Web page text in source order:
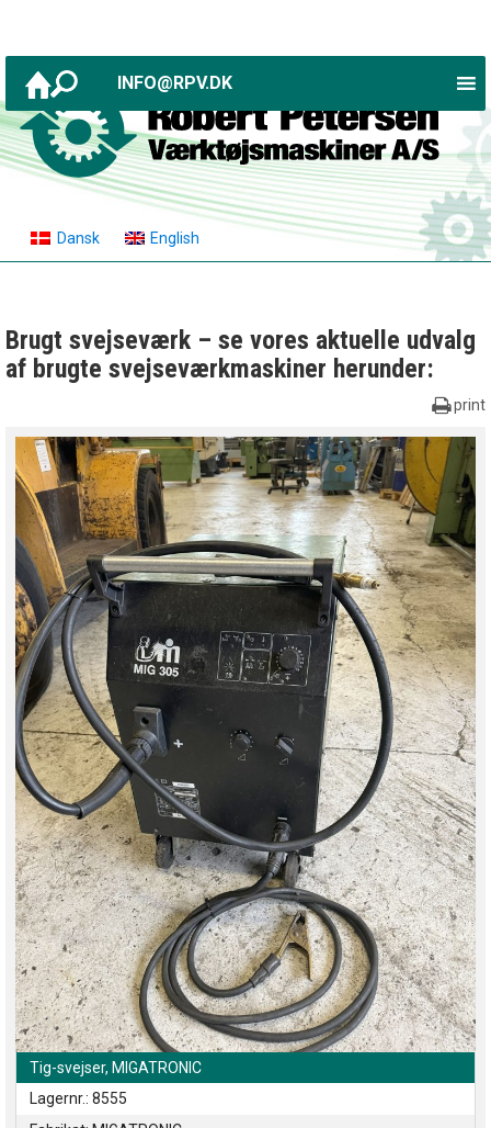
Dansk English
INFO@RPV.DK
Brugt svejseværk – se vores aktuelle udvalg
af brugte svejseværkmaskiner herunder:
print
Tig-svejser, MIGATRONIC
Lagernr.: 8555